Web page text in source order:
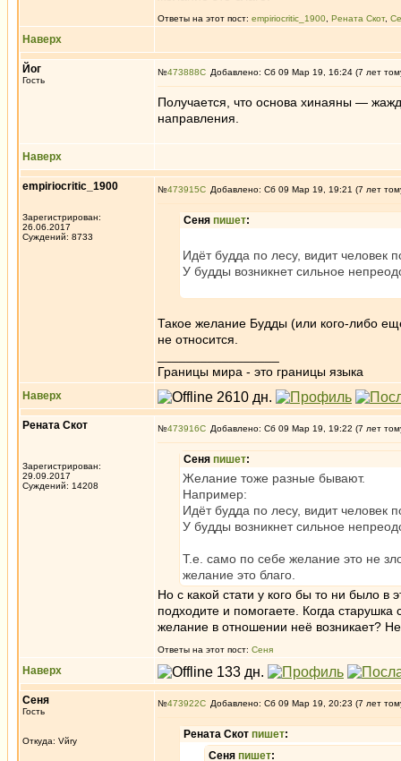
Ответы на этот пост: empiriocritic_1900 Рената Скот,
Наверх
Йог
Гость
№473888 Добавлено: Сб 09 Мар 19, 16:24 (7 лет
Получается, что основа хинаяны —
направления.
Наверх
empiriocritic_1900
Зарегистрирован:
26.06.2017
Суждений: 8733
№473915 Добавлено: Сб 09 Мар 19, 19:21 (7 лет
Сеня пишет:
Идёт будда по лесу, видит человек
У будды возникнет сильное
Такое желание Будды (или кого-либо
не относится.
Границы мира - это границы языка
Наверх
Рената Скот
Зарегистрирован:
29.09.2017
Суждений: 14208
№473916 Добавлено: Сб 09 Мар 19, 19:22 (7 лет
Сеня пишет:
Желание тоже разные бывают.
Например:
Идёт будда по лесу, видит человек
У будды возникнет сильное
Т.е. само по себе желание это не
желание это благо.
Но с какой стати у кого бы то ни было
подходите и помогаете. Когда
желание в отношении неё возникает?
Ответы на этот пост: Сеня
Наверх
Сеня
Гость
Откуда: Vйry
№473922 Добавлено: Сб 09 Мар 19, 20:23 (7 лет
Рената Скот пишет:
Сеня пишет: